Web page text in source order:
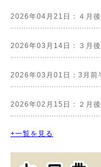
2026年04月21日：４月
2026年03月14日：３月
2026年03月01日：3月前
2026年02月15日：２月
+一覧を見る